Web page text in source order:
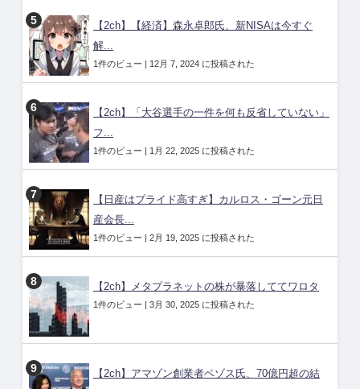
【2ch】【経済】森永卓郎氏、新NISAは今すぐ
解...
1件のビュー | 12月 7, 2024 に投稿された
【2ch】「大谷選手の一件を何も反省していない」
フ...
1件のビュー | 1月 22, 2025 に投稿された
【日産はプライド高すぎ】カルロス・ゴーン元日
産会長...
1件のビュー | 2月 19, 2025 に投稿された
【2ch】メタプラネットの株が暴落しててワロタ
1件のビュー | 3月 30, 2025 に投稿された
【2ch】アマゾン創業者ベゾス氏、70億円超の結